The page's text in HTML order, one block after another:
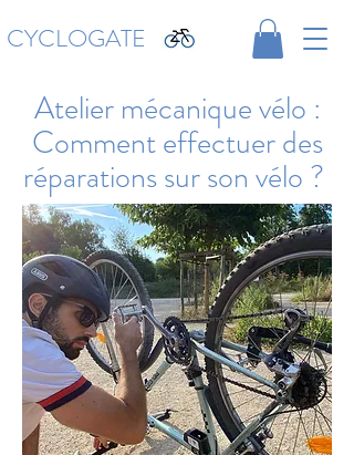
CYCLOGATE
Atelier mécanique vélo :
Comment effectuer des
réparations sur son vélo ?